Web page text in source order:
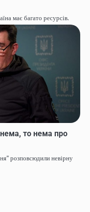
має багато ресурсів.
то нема про
розповсюдили невірну